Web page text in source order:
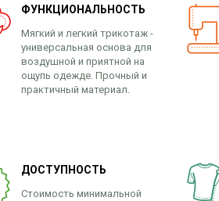
ФУНКЦИОНАЛЬНОСТЬ
Мягкий и легкий трикотаж -
универсальная основа для
воздушной и приятной на
ощупь одежде. Прочный и
практичный материал.
ДОСТУПНОСТЬ
Стоимость минимальной